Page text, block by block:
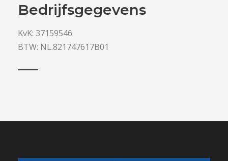
Bedrijfsgegevens
KvK: 37159546
BTW: NL.821747617B01